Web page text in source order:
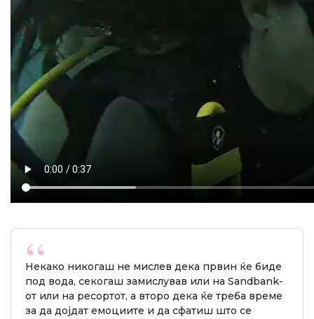
Некако никогаш не мислев дека првин ќе биде
под вода, секогаш замислував или на Sandbank-
от или на ресортот, а второ дека ќе треба време
за да дојдат емоциите и да сфатиш што се